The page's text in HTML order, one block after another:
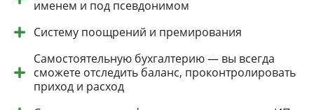
именем и под псевдонимом
Систему поощрений и премирования
Самостоятельную бухгалтерию — вы всегда
сможете отследить баланс, проконтролировать
приход и расход